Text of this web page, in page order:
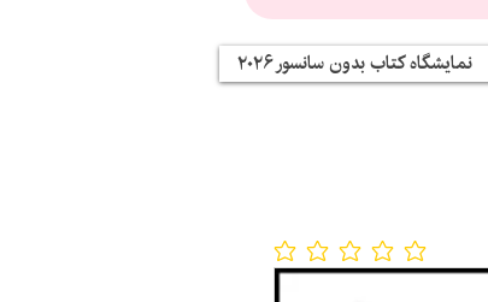
نمایشگاه کتاب بدون سانسور ۲۰۲۶
No ratings yet